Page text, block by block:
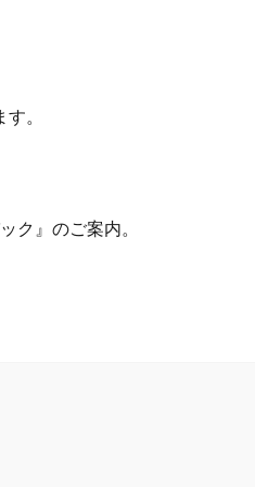
。
ク』のご案内。